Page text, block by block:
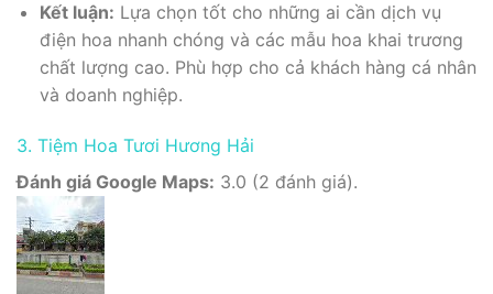
Kết luận: Lựa chọn tốt cho những ai cần dịch vụ
điện hoa nhanh chóng và các mẫu hoa khai trương
chất lượng cao. Phù hợp cho cả khách hàng cá nhân
và doanh nghiệp.
3. Tiệm Hoa Tươi Hương Hải
Đánh giá Google Maps: 3.0 (2 đánh giá).